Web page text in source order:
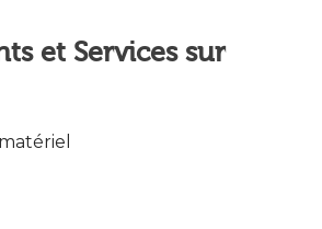
et Services sur